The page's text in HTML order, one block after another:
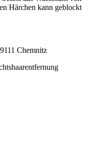
Härchen kann geblockt
Chemnitz